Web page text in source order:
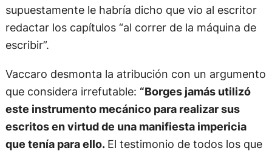
supuestamente le habría dicho que vio al escritor
redactar los capítulos “al correr de la máquina de
escribir”.
Vaccaro desmonta la atribución con un argumento
que considera irrefutable: “Borges jamás utilizó
este instrumento mecánico para realizar sus
escritos en virtud de una manifiesta impericia
que tenía para ello. El testimonio de todos los que